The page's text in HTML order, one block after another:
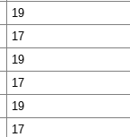
19
17
19
17
19
17